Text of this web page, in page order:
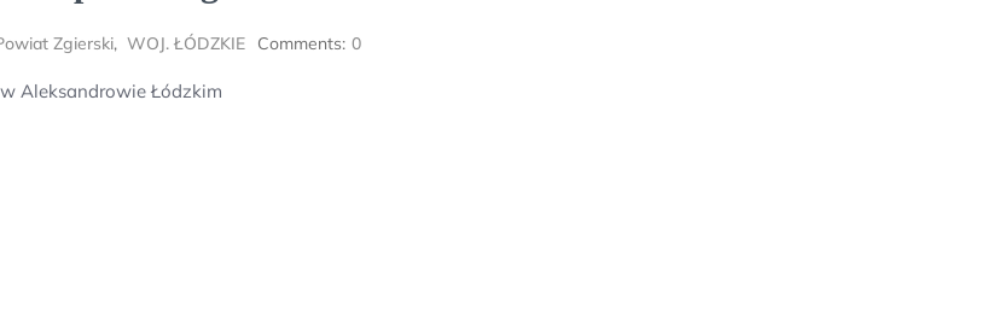
Zgierski, WOJ. ŁÓDZKIE Comments: 0
w Aleksandrowie Łódzkim